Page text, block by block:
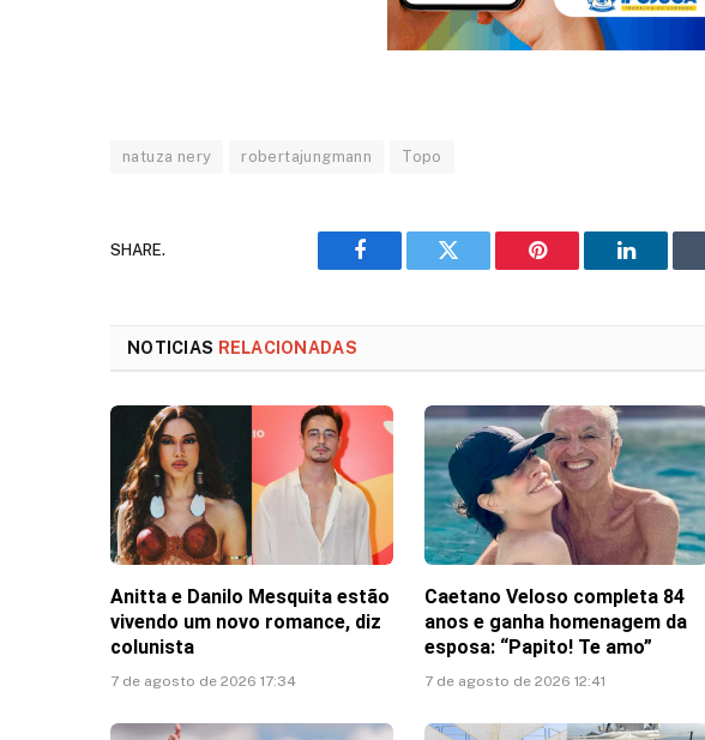
natuza nery robertajungmann Topo
SHARE.
Facebook Twitter Pinterest LinkedIn
NOTICIAS RELACIONADAS
Anitta e Danilo Mesquita estão
vivendo um novo romance, diz
colunista
7 de agosto de 2026 17:34
Caetano Veloso completa 84
anos e ganha homenagem da
esposa: “Papito! Te amo”
7 de agosto de 2026 12:41